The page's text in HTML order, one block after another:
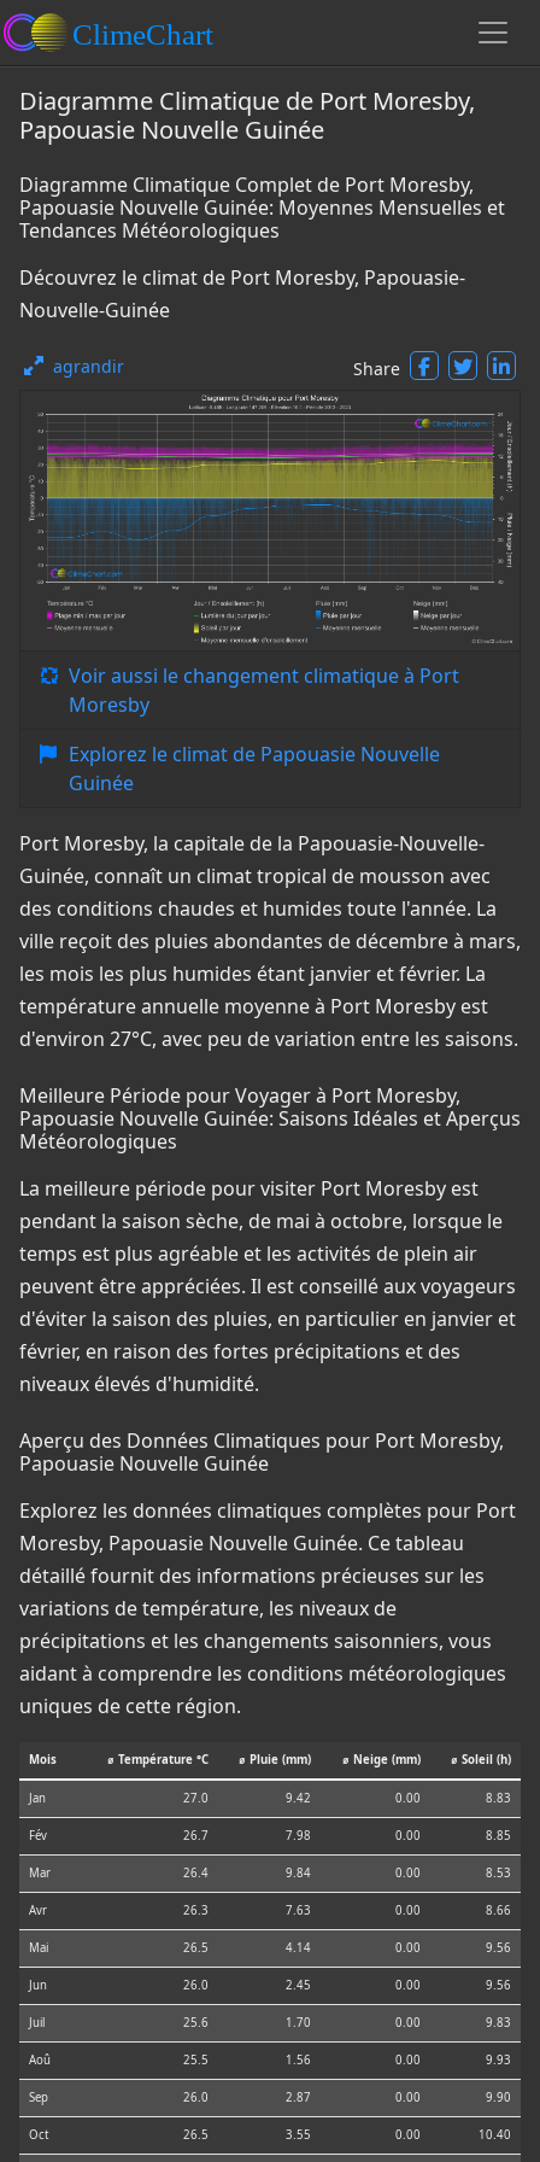
Diagramme Climatique de Port Moresby,
Papouasie Nouvelle Guinée
Diagramme Climatique Complet de Port Moresby,
Papouasie Nouvelle Guinée: Moyennes Mensuelles et
Tendances Météorologiques
Découvrez le climat de Port Moresby, Papouasie-
Nouvelle-Guinée
agrandir Share
Voir aussi le changement climatique à Port
Moresby
Explorez le climat de Papouasie Nouvelle
Guinée
Port Moresby, la capitale de la Papouasie-Nouvelle-
Guinée, connaît un climat tropical de mousson avec
des conditions chaudes et humides toute l'année. La
ville reçoit des pluies abondantes de décembre à mars,
les mois les plus humides étant janvier et février. La
température annuelle moyenne à Port Moresby est
d'environ 27°C, avec peu de variation entre les saisons.
Meilleure Période pour Voyager à Port Moresby,
Papouasie Nouvelle Guinée: Saisons Idéales et Aperçus
Météorologiques
La meilleure période pour visiter Port Moresby est
pendant la saison sèche, de mai à octobre, lorsque le
temps est plus agréable et les activités de plein air
peuvent être appréciées. Il est conseillé aux voyageurs
d'éviter la saison des pluies, en particulier en janvier et
février, en raison des fortes précipitations et des
niveaux élevés d'humidité.
Aperçu des Données Climatiques pour Port Moresby,
Papouasie Nouvelle Guinée
Explorez les données climatiques complètes pour Port
Moresby, Papouasie Nouvelle Guinée. Ce tableau
détaillé fournit des informations précieuses sur les
variations de température, les niveaux de
précipitations et les changements saisonniers, vous
aidant à comprendre les conditions météorologiques
uniques de cette région.
Mois ⌀ Température °C ⌀ Pluie (mm) ⌀ Neige (mm) ⌀ Soleil (h)
Jan 27.0 9.42 0.00 8.83
Fév 26.7 7.98 0.00 8.85
Mar 26.4 9.84 0.00 8.53
Avr 26.3 7.63 0.00 8.66
Mai 26.5 4.14 0.00 9.56
Jun 26.0 2.45 0.00 9.56
Juil 25.6 1.70 0.00 9.83
Aoû 25.5 1.56 0.00 9.93
Sep 26.0 2.87 0.00 9.90
Oct 26.5 3.55 0.00 10.40